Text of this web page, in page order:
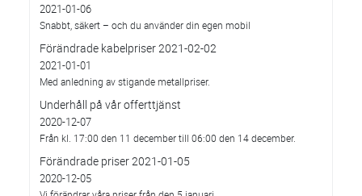
2021-01-06
Snabbt, säkert – och du använder din egen mobil
Förändrade kabelpriser 2021-02-02
2021-01-01
Med anledning av stigande metallpriser.
Underhåll på vår offerttjänst
2020-12-07
Från kl. 17:00 den 11 december till 06:00 den 14 december.
Förändrade priser 2021-01-05
2020-12-05